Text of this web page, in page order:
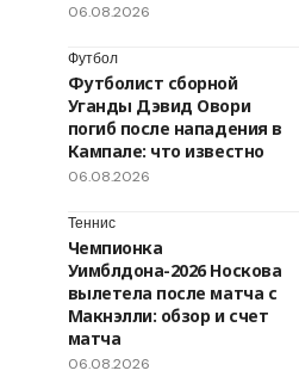
06.08.2026
Футбол
Футболист сборной
Уганды Дэвид Овори
погиб после нападения в
Кампале: что известно
06.08.2026
Теннис
Чемпионка
Уимблдона-2026 Носкова
вылетела после матча с
Макнэлли: обзор и счет
матча
06.08.2026